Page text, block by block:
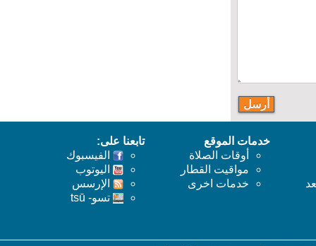
خدمات الموقع
أوقات الصلاة
مواقيت القطار
خدمات اخرى
تابعنا على:
الفيسبوك
اليوتوب
اﻹرسس
تسو- tsū